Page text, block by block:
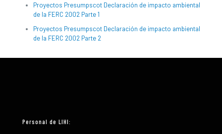
Proyectos Presumpscot Declaración de impacto ambiental
de la FERC 2002 Parte 1
Proyectos Presumpscot Declaración de impacto ambiental
de la FERC 2002 Parte 2
Personal de LIHI: